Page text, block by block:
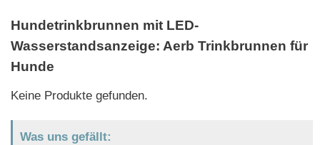
Hundetrinkbrunnen mit LED-
Wasserstandsanzeige: Aerb Trinkbrunnen für
Hunde
Keine Produkte gefunden.
Was uns gefällt: